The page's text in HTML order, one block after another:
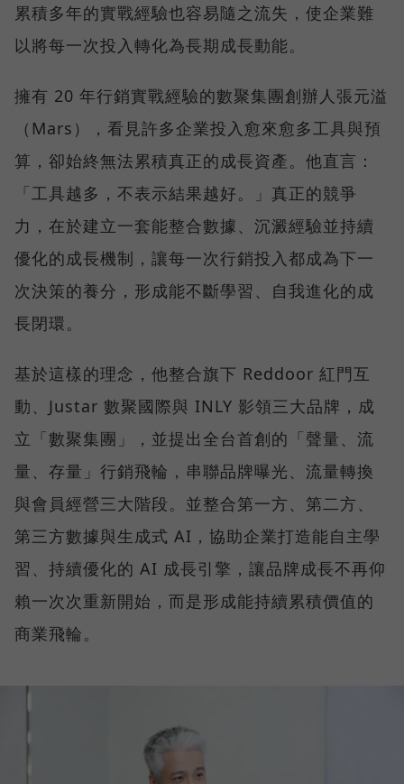
累積多年的實戰經驗也容易隨之流失，使企業難
以將每一次投入轉化為長期成長動能。
擁有 20 年行銷實戰經驗的數聚集團創辦人張元溢
（Mars），看見許多企業投入愈來愈多工具與預
算，卻始終無法累積真正的成長資產。他直言：
「工具越多，不表示結果越好。」真正的競爭
力，在於建立一套能整合數據、沉澱經驗並持續
優化的成長機制，讓每一次行銷投入都成為下一
次決策的養分，形成能不斷學習、自我進化的成
長閉環。
基於這樣的理念，他整合旗下 Reddoor 紅門互
動、Justar 數聚國際與 INLY 影領三大品牌，成
立「數聚集團」，並提出全台首創的「聲量、流
量、存量」行銷飛輪，串聯品牌曝光、流量轉換
與會員經營三大階段。並整合第一方、第二方、
第三方數據與生成式 AI，協助企業打造能自主學
習、持續優化的 AI 成長引擎，讓品牌成長不再仰
賴一次次重新開始，而是形成能持續累積價值的
商業飛輪。